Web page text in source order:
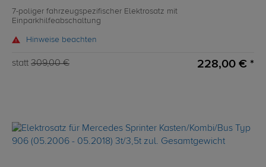
7-poliger fahrzeugspezifischer Elektrosatz mit
Einparkhilfeabschaltung
Hinweise beachten
statt 309,00 € 228,00 € *